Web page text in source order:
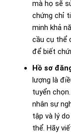
mà họ sẽ
chứng chỉ
minh khả
cầu cụ thể
để biết
Hồ sơ
lượng là
tuyển
nhân sự
tập và lý
thể. Hãy